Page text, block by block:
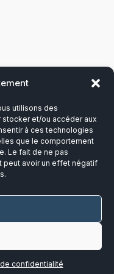
utilisons des
et/ou accéder aux
à ces technologies
que le comportement
Le fait de ne pas
peut avoir un effet négatif
confidentialité